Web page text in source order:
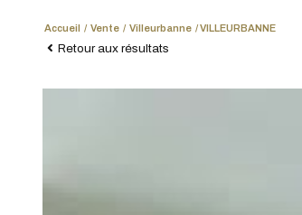
Accueil Vente Villeurbanne VILLEURBANNE
Retour aux résultats